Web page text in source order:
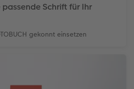
Schrift für Ihr
gekonnt einsetzen